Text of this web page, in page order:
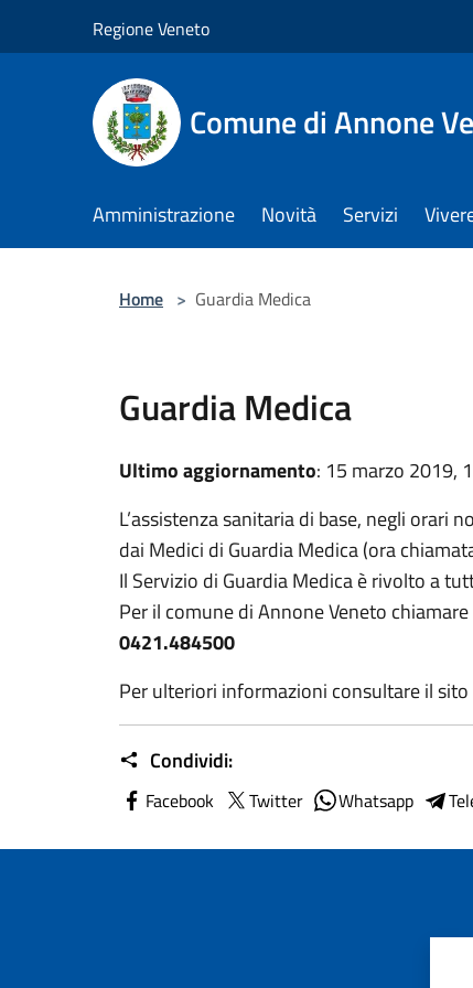
Regione Veneto
Comune di Annone
Amministrazione Novità Servizi
Home > Guardia Medica
Guardia Medica
Ultimo aggiornamento: 15 marzo 2019,
L’assistenza sanitaria di base, negli orari
dai Medici di Guardia Medica (ora
Il Servizio di Guardia Medica è rivolto a
Per il comune di Annone Veneto chiamare
0421.484500
Per ulteriori informazioni consultare il
Condividi:
Facebook Twitter Whatsapp